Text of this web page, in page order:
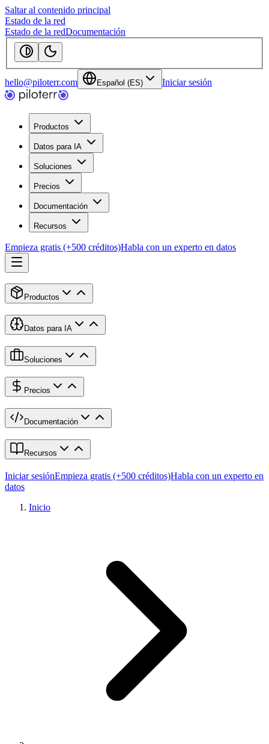
Saltar al contenido principal
Estado de la red
Estado de la redDocumentación
hello@piloterr.com Español (ES) Iniciar sesión
Productos
Datos para IA
Soluciones
Precios
Documentación
Recursos
Empieza gratis (+500 créditos)Habla con un experto en datos
Productos
Datos para IA
Soluciones
Precios
Documentación
Recursos
Iniciar sesiónEmpieza gratis (+500 créditos)Habla con un experto en
datos
Inicio